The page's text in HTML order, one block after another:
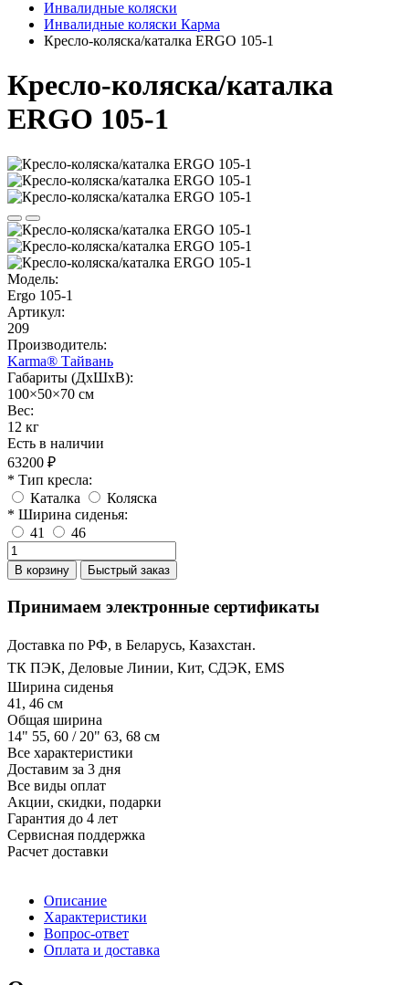
Инвалидные коляски
Инвалидные коляски Карма
Кресло-коляска/каталка ERGO 105-1
Кресло-коляска/каталка
ERGO 105-1
Модель:
Ergo 105-1
Артикул:
209
Производитель:
Karma® Тайвань
Габариты (ДхШхВ):
100×50×70 см
Вес:
12 кг
Есть в наличии
63200 ₽
* Тип кресла:
Каталка
Коляска
* Ширина сиденья:
41
46
В корзину Быстрый заказ
Принимаем электронные сертификаты
Доставка по РФ, в Беларусь, Казахстан.
ТК ПЭК, Деловые Линии, Кит, СДЭК, EMS
Ширина cиденья
41, 46 см
Общая ширина
14" 55, 60 / 20" 63, 68 см
Все характеристики
Доставим за 3 дня
Все виды оплат
Акции, скидки, подарки
Гарантия до 4 лет
Сервисная поддержка
Расчет доставки
Описание
Характеристики
Вопрос-ответ
Оплата и доставка